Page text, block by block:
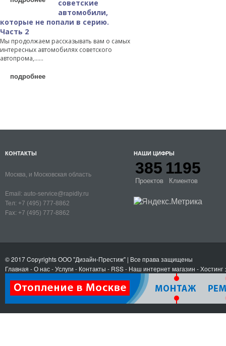
советские
автомобили,
которые не попали в серию.
Часть 2
Мы продолжаем рассказывать вам о самых
интересных автомобилях советского
автопрома,…...
подробнее
КОНТАКТЫ
Москва, и Московская область
Email: auto-service@rapidly.ru
Тел: +7 (495) 777-8862
Fax: +7 (495) 777-8862
НАШИ ЦИФРЫ
385
Проектов
1195
Клиентов
© 2017 CopyrightsООО "Дизайн-Престиж" | Все права защищены
Главная -О нас-Услуги - Контакты - RSS- Наш интернет магазин -Хостинг